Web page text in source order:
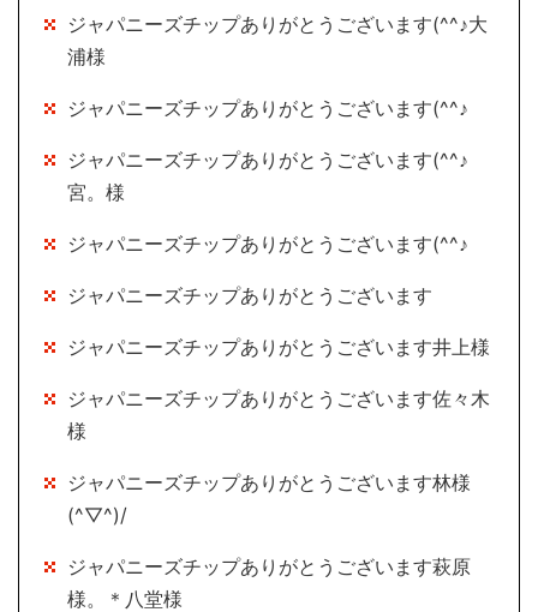
ジャパニーズチップありがとうございます(^^♪大
浦様
ジャパニーズチップありがとうございます(^^♪
ジャパニーズチップありがとうございます(^^♪
宮。様
ジャパニーズチップありがとうございます(^^♪
ジャパニーズチップありがとうございます
ジャパニーズチップありがとうございます井上様
ジャパニーズチップありがとうございます佐々木
様
ジャパニーズチップありがとうございます林様
(^▽^)/
ジャパニーズチップありがとうございます萩原
様。＊八堂様